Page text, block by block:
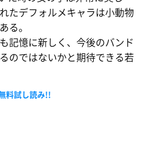
たデフォルメキャラは小動物
る。
記憶に新しく、今後のバンド
のではないかと期待できる若
料試し読み!!